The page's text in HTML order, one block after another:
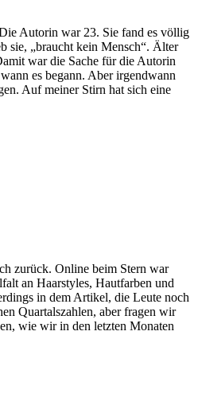
Autorin war 23. Sie fand es völlig
sie, „braucht kein Mensch“. Älter
war die Sache für die Autorin
es begann. Aber irgendwann
Auf meiner Stirn hat sich eine
zurück. Online beim Stern war
an Haarstyles, Hautfarben und
in dem Artikel, die Leute noch
Quartalszahlen, aber fragen wir
wie wir in den letzten Monaten